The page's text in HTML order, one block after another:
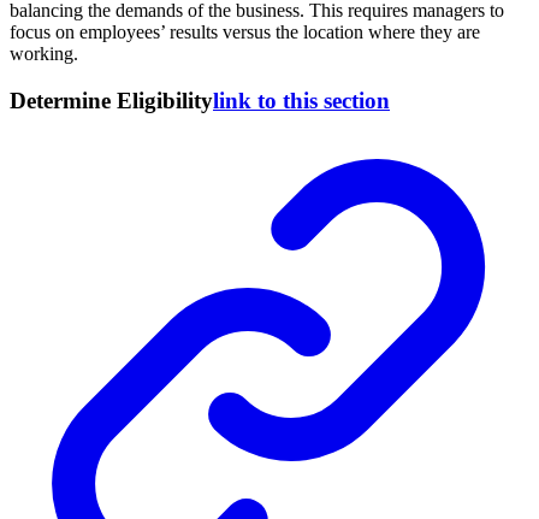
balancing the demands of the business. This requires managers to
focus on employees’ results versus the location where they are
working.
Determine Eligibilitylink to this section